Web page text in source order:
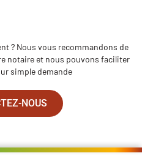
? Nous vous recommandons de
notaire et nous pouvons faciliter
simple demande
NOUS